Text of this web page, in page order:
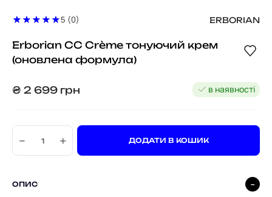
5 (0) ERBORIAN
Erborian CC Crème тонуючий крем
(оновлена формула)
₴ 2 699 грн в наявності
− + ДОДАТИ В КОШИК
ОПИС